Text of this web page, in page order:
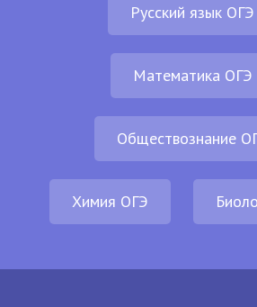
Русский язык ОГЭ
Математика ОГЭ
Обществознание
Химия ОГЭ